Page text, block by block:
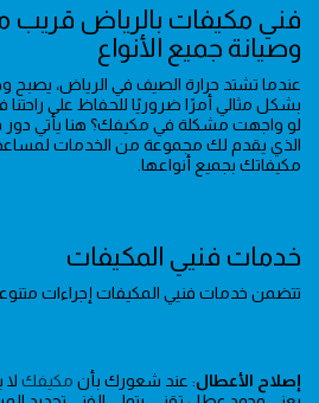
فني مكيفات بالرياض قريب
وصيانة جميع الأنواع
عندما تشتد حرارة الصيف في الرياض،
بشكل مثالي أمرًا ضروريًا للحفاظ على راحتنا
لو واجهت مشكلة في مكيفك؟ هنا يأتي دور
الذي يقدم لك مجموعة من الخدمات
مكيفاتك بجميع أنواعها.
خدمات فنيي المكيفات
تتضمن خدمات فنيي المكيفات إجراءات متنوعة
إصلاح الأعطال: عند شعورك بأن مكيفك